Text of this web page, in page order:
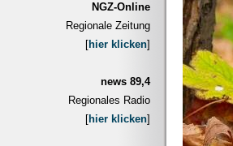
NGZ-Online
Regionale Zeitung
[hier klicken]
news 89,4
Regionales Radio
[hier klicken]